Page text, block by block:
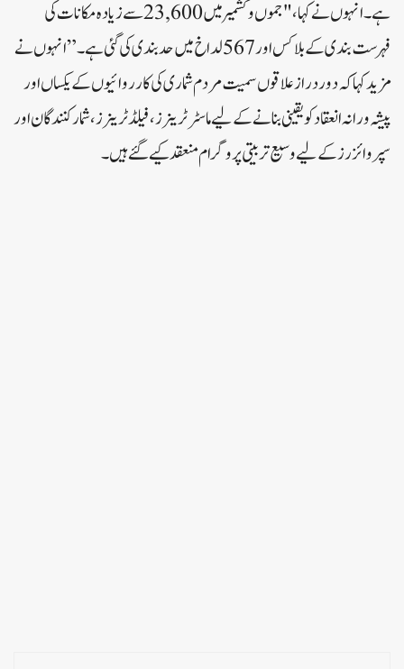
ہے۔انہوں نے کہا، "جموں و کشمیر میں 23,600 سے زیادہ مکانات کی
فہرست بندی کے بلاکس اور 567 لداخ میں حد بندی کی گئی ہے۔”انہوں نے
مزید کہا کہ دور دراز علاقوں سمیت مردم شماری کی کارروائیوں کے یکساں اور
پیشہ ورانہ انعقاد کو یقینی بنانے کے لیے ماسٹر ٹرینرز، فیلڈ ٹرینرز، شمار کنندگان اور
سپروائزرز کے لیے وسیع تربیتی پروگرام منعقد کیے گئے ہیں۔